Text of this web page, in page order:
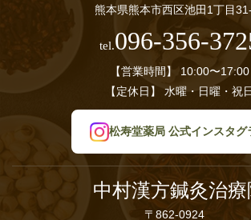
熊本県熊本市西区池田1丁目
tel.096-356-
【営業時間】 10:00〜17:00
【定休日】 水曜・日曜・祝
松寿堂薬局 公式インスタグ
中村漢方鍼灸治療
〒862-0924